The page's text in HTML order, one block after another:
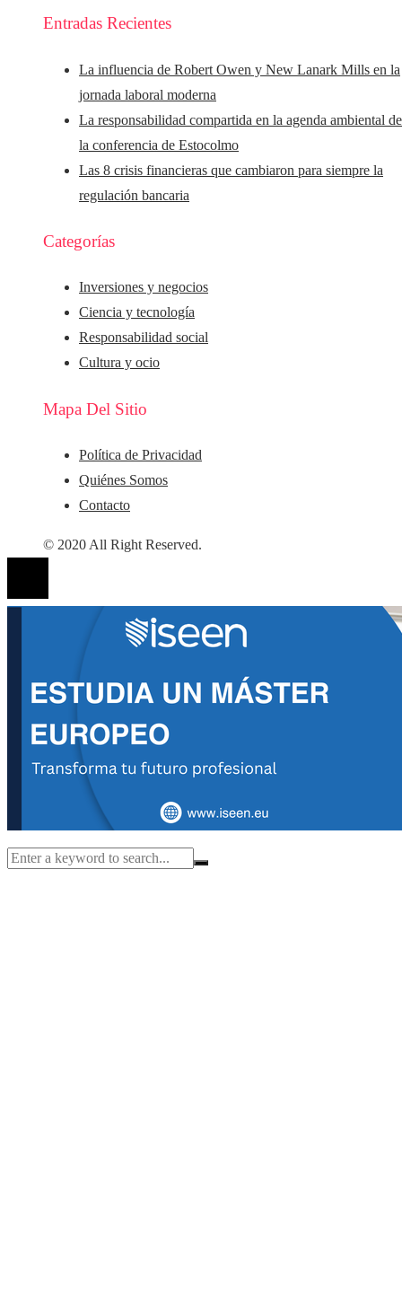
Entradas Recientes
La influencia de Robert Owen y New Lanark Mills en la
jornada laboral moderna
La responsabilidad compartida en la agenda ambiental
la conferencia de Estocolmo
Las 8 crisis financieras que cambiaron para siempre la
regulación bancaria
Categorías
Inversiones y negocios
Ciencia y tecnología
Responsabilidad social
Cultura y ocio
Mapa Del Sitio
Política de Privacidad
Quiénes Somos
Contacto
© 2020 All Right Reserved.